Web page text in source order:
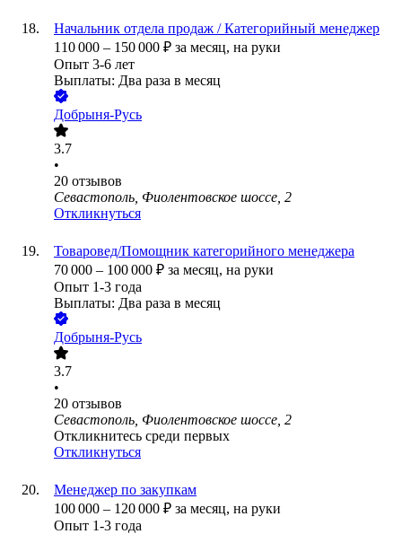
Начальник отдела продаж / Категорийный менеджер
110 000 – 150 000 ₽ за месяц, на руки
Опыт 3-6 лет
Выплаты: Два раза в месяц
Добрыня-Русь
3.7
•
20 отзывов
Севастополь, Фиолентовское шоссе, 2
Откликнуться
Товаровед/Помощник категорийного менеджера
70 000 – 100 000 ₽ за месяц, на руки
Опыт 1-3 года
Выплаты: Два раза в месяц
Добрыня-Русь
3.7
•
20 отзывов
Севастополь, Фиолентовское шоссе, 2
Откликнитесь среди первых
Откликнуться
Менеджер по закупкам
100 000 – 120 000 ₽ за месяц, на руки
Опыт 1-3 года